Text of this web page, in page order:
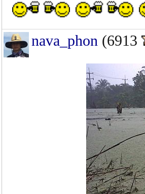
nava_phon (6913